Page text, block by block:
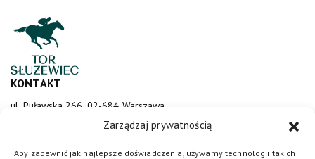
Zarządzaj prywatnością
Aby zapewnić jak najlepsze doświadczenia, używamy technologii takich
KONTAKT
ul. Puławska 266, 02-684 Warszawa
sluzewiec@totalizator.pl
KONTAKT DLA MEDIÓW